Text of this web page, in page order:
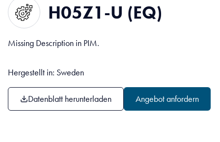
H05Z1-U (EQ)
Missing Description in PIM.
Hergestellt in: Sweden
Datenblatt herunterladen Angebot anfordern